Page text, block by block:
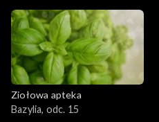
Ziołowa apteka
Bazylia, odc. 15